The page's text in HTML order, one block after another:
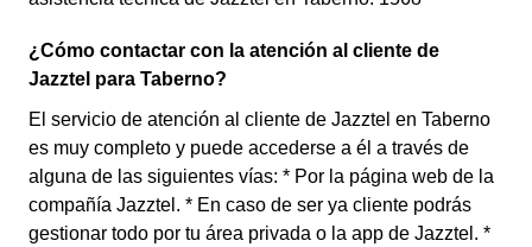
¿Cómo contactar con la atención al cliente de
Jazztel para Taberno?
El servicio de atención al cliente de Jazztel en Taberno
es muy completo y puede accederse a él a través de
alguna de las siguientes vías: * Por la página web de la
compañía Jazztel. * En caso de ser ya cliente podrás
gestionar todo por tu área privada o la app de Jazztel. *